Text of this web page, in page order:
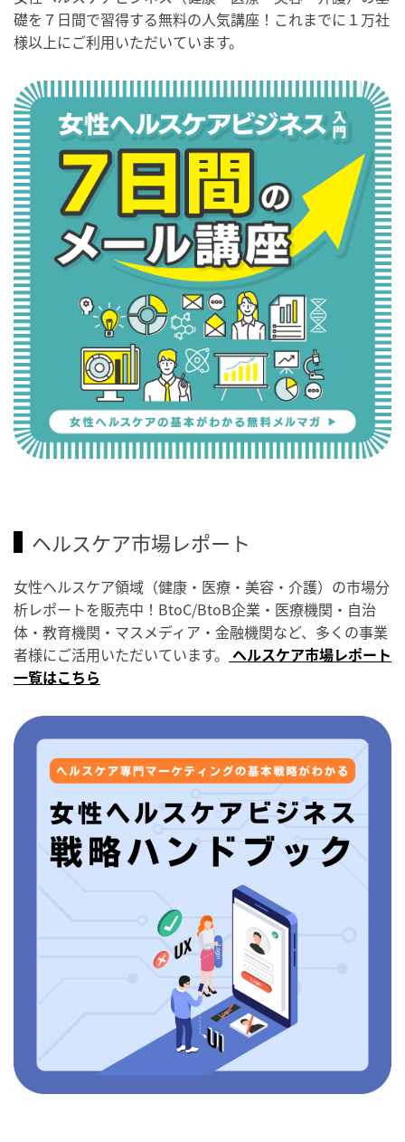
礎を７日間で習得する無料の人気講座！これまでに１万社
様以上にご利用いただいています。
ヘルスケア市場レポート
女性ヘルスケア領域（健康・医療・美容・介護）の市場分
析レポートを販売中！BtoC/BtoB企業・医療機関・自治
体・教育機関・マスメディア・金融機関など、多くの事業
者様にご活用いただいています。 ヘルスケア市場レポート
一覧はこちら